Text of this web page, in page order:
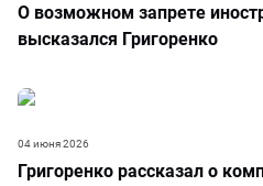
О возможном запрете
высказался Григоренко
Григоренко рассказал о
04 июня 2026